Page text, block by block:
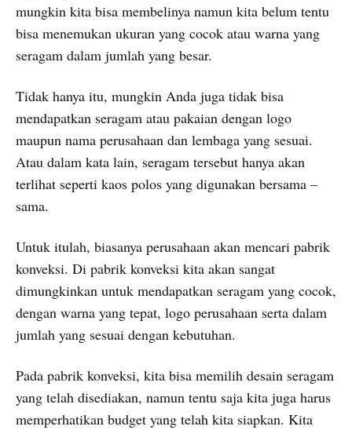
mungkin kita bisa membelinya namun kita belum tentu
bisa menemukan ukuran yang cocok atau warna yang
seragam dalam jumlah yang besar.
Tidak hanya itu, mungkin Anda juga tidak bisa
mendapatkan seragam atau pakaian dengan logo
maupun nama perusahaan dan lembaga yang sesuai.
Atau dalam kata lain, seragam tersebut hanya akan
terlihat seperti kaos polos yang digunakan bersama –
sama.
Untuk itulah, biasanya perusahaan akan mencari pabrik
konveksi. Di pabrik konveksi kita akan sangat
dimungkinkan untuk mendapatkan seragam yang cocok,
dengan warna yang tepat, logo perusahaan serta dalam
jumlah yang sesuai dengan kebutuhan.
Pada pabrik konveksi, kita bisa memilih desain seragam
yang telah disediakan, namun tentu saja kita juga harus
memperhatikan budget yang telah kita siapkan. Kita